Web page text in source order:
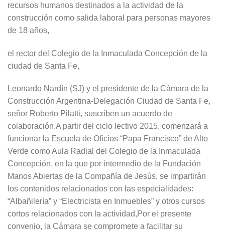
recursos humanos destinados a la actividad de la
construcción como salida laboral para personas mayores
de 18 años,
el rector del Colegio de la Inmaculada Concepción de la
ciudad de Santa Fe,
Leonardo Nardín (SJ) y el presidente de la Cámara de la
Construcción Argentina-Delegación Ciudad de Santa Fe,
señor Roberto Pilatti, suscriben un acuerdo de
colaboración.A partir del ciclo lectivo 2015, comenzará a
funcionar la Escuela de Oficios “Papa Francisco” de Alto
Verde como Aula Radial del Colegio de la Inmaculada
Concepción, en la que por intermedio de la Fundación
Manos Abiertas de la Compañía de Jesús, se impartirán
los contenidos relacionados con las especialidades:
“Albañilería” y “Electricista en Inmuebles” y otros cursos
cortos relacionados con la actividad,Por el presente
convenio, la Cámara se compromete a facilitar su